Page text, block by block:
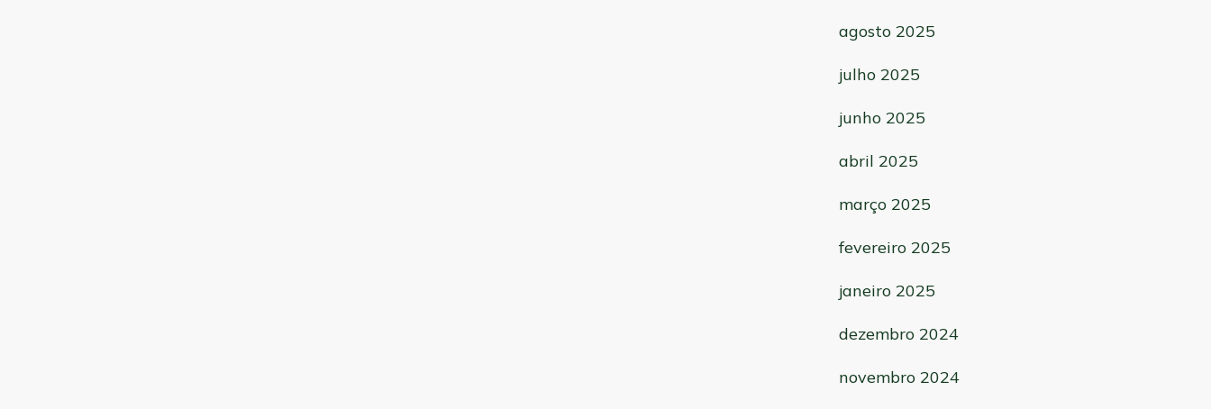
agosto 2025
julho 2025
junho 2025
abril 2025
março 2025
fevereiro 2025
janeiro 2025
dezembro 2024
novembro 2024